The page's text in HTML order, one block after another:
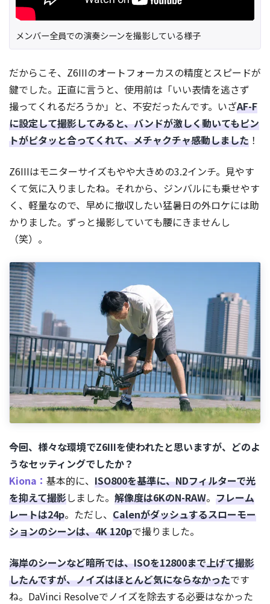
メンバー全員での演奏シーンを撮影している様子
だからこそ、Z6IIIのオートフォーカスの精度とスピードが
鍵でした。正直に言うと、使用前は「いい表情を逃さず
撮ってくれるだろうか」と、不安だったんです。いざAF-F
に設定して撮影してみると、バンドが激しく動いてもピン
トがピタッと合ってくれて、メチャクチャ感動しました ！
Z6IIIはモニターサイズもやや大きめの3.2インチ。見やす
くて気に入りましたね。それから、ジンバルにも乗せやす
く、軽量なので、早めに撤収したい猛暑日の外ロケには助
かりました。ずっと撮影していても腰にきませんし
（笑）。
――今回、様々な環境でZ6IIIを使われたと思いますが、どのよ
うなセッティングでしたか？
Kiona： 基本的に、 ISO800を基準に、NDフィルターで光
を抑えて撮影しました。 解像度は6KのN-RAW。 フレーム
レートは24p。ただし、 Calenがダッシュするスローモー
ションのシーンは、4K 120pで撮りました。
海岸のシーンなど暗所では、ISOを12800まで上げて撮影
したんですが、ノイズはほとんど気にならなかったです
ね。DaVinci Resolveでノイズを除去する必要はなかった